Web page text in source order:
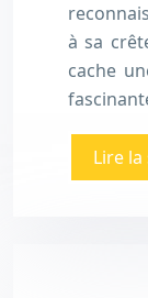
à sa
cache
Lire